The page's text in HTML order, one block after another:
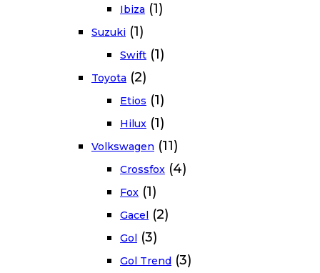
Ibiza (1)
Suzuki (1)
Swift (1)
Toyota (2)
Etios (1)
Hilux (1)
Volkswagen (11)
Crossfox (4)
Fox (1)
Gacel (2)
Gol (3)
Gol Trend (3)